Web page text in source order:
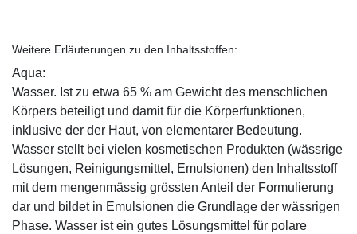
Weitere Erläuterungen zu den Inhaltsstoffen:
Aqua:
Wasser. Ist zu etwa 65 % am Gewicht des menschlichen
Körpers beteiligt und damit für die Körperfunktionen,
inklusive der der Haut, von elementarer Bedeutung.
Wasser stellt bei vielen kosmetischen Produkten (wässrige
Lösungen, Reinigungsmittel, Emulsionen) den Inhaltsstoff
mit dem mengenmässig grössten Anteil der Formulierung
dar und bildet in Emulsionen die Grundlage der wässrigen
Phase. Wasser ist ein gutes Lösungsmittel für polare